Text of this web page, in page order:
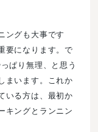
ングも大事です
要になります。で
ぱり無理、と思う
まいます。これか
いる方は、最初か
キングとランニン